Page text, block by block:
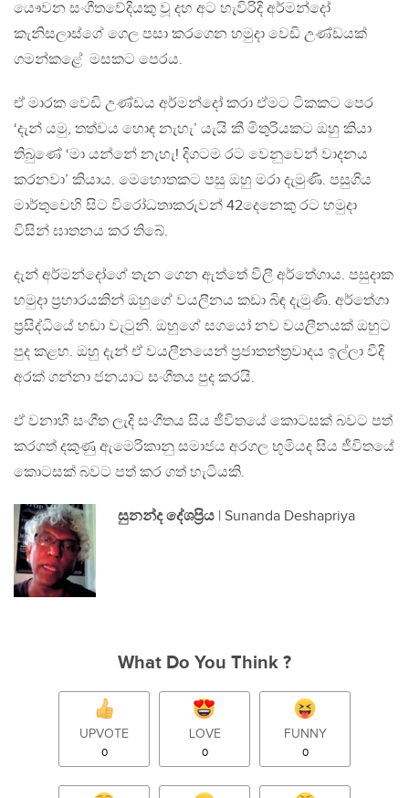
යෞවන සංගීතවේදියකු වූ දහ අට හැවිරිදි අර්මන්දෝ
කැනිසලාස්ගේ ගෙල පසා කරගෙන හමුදා වෙඩි උණ්ඩයක්
ගමන්කළේ ‍‍‍ මසකට පෙරය.
ඒ මාරක වෙඩි උණ්ඩය අර්මන්දෝ කරා ඒමට ටිකකට පෙර
‘දැන් යමු, තත්වය හොඳ නැහැ’ යැයි කී මිතුරියකට ඔහු කියා
තිබුණේ ‘මා යන්නේ නැහැ! දිගටම රට වෙනුවෙන් වාදනය
කරනවා’ කියාය. මෙහොතකට පසු ඔහු මරා දැමුණි. පසුගිය
මාර්තුවෙහි සිට විරෝධතාකරුවන් 42දෙනෙකු රට හමුදා
විසින් ඝාතනය කර තිබේ.
දැන් අර්මන්දෝගේ තැන ගෙන ඇත්තේ විලී අර්තේගාය. පසුදාක
හමුදා ප්‍රහාරයකින් ඔහුගේ වයලීනය කඩා බිඳ දැමුණි. අර්තේගා
ප්‍රසිද්ධියේ හඬා වැටුනි. ඔහුගේ සගයෝ නව වයලීනයක් ඔහුට
පුද කළහ. ඔහු දැන් ඒ වයලීනයෙන් ප්‍රජාතන්ත්‍රවාදය ඉල්ලා වීදි
අරක් ගන්නා ජනයාට සංගීතය පුද කරයි.
ඒ වනාහී සංගීත ලැදි සංගීතය සිය ජීවිතයේ කොටසක් බවට පත්
කරගත් දකුණු ඇමෙරිකානු සමාජය අරගල භූමියද සිය ජීවිතයේ
කොටසක් බවට පත් කර ගත් හැටියකි.
සුනන්ද දේශප්‍රිය | Sunanda Deshapriya
What Do You Think ?
UPVOTE
0
LOVE
0
FUNNY
0